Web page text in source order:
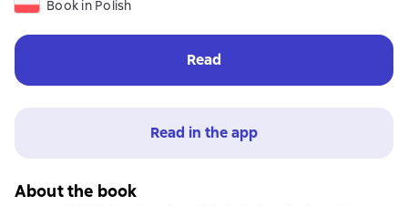
Book in Polish
Read
Read in the app
About the book